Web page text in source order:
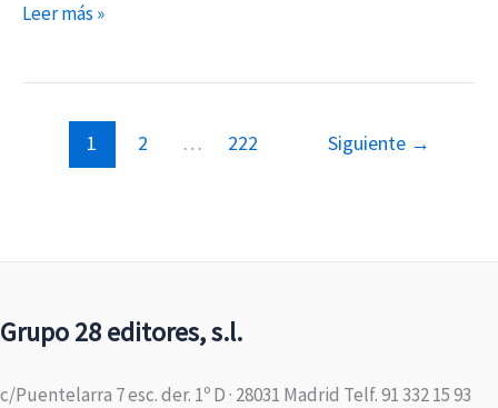
Leer más »
1 2 … 222 Siguiente →
Grupo 28 editores, s.l.
c/Puentelarra 7 esc. der. 1º D · 28031 Madrid Telf. 91 332 15 93